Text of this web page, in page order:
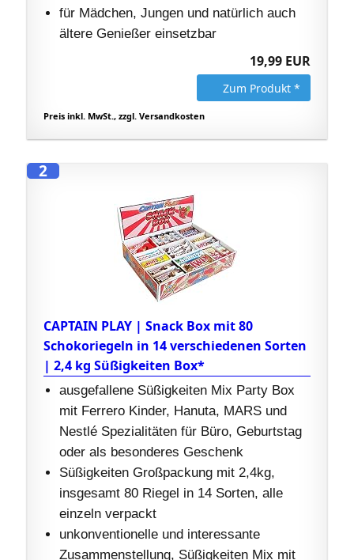
für Mädchen, Jungen und natürlich auch
ältere Genießer einsetzbar
19,99 EUR
Zum Produkt *
Preis inkl. MwSt., zzgl. Versandkosten
2
CAPTAIN PLAY | Snack Box mit 80
Schokoriegeln in 14 verschiedenen Sorten
| 2,4 kg Süßigkeiten Box*
ausgefallene Süßigkeiten Mix Party Box
mit Ferrero Kinder, Hanuta, MARS und
Nestlé Spezialitäten für Büro, Geburtstag
oder als besonderes Geschenk
Süßigkeiten Großpackung mit 2,4kg,
insgesamt 80 Riegel in 14 Sorten, alle
einzeln verpackt
unkonventionelle und interessante
Zusammenstellung, Süßigkeiten Mix mit